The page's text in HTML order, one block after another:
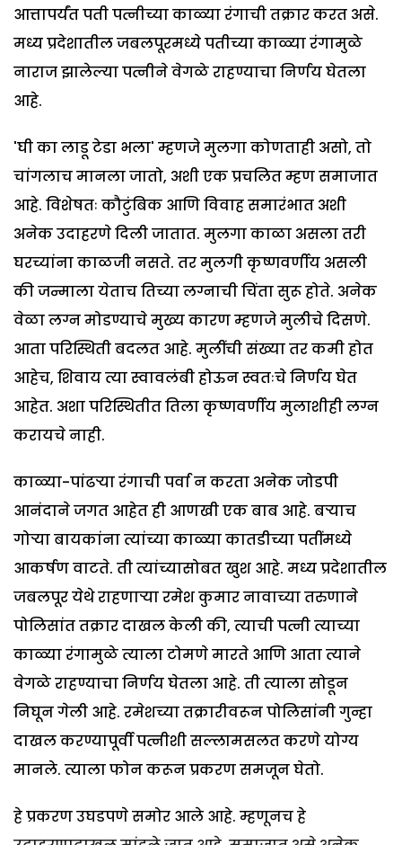
आत्तापर्यंत पती पत्नीच्या काळ्या रंगाची तक्रार करत असे.
मध्य प्रदेशातील जबलपूरमध्ये पतीच्या काळ्या रंगामुळे
नाराज झालेल्या पत्नीने वेगळे राहण्याचा निर्णय घेतला
आहे.
'घी का लाडू टेडा भला' म्हणजे मुलगा कोणताही असो, तो
चांगलाच मानला जातो, अशी एक प्रचलित म्हण समाजात
आहे. विशेषतः कौटुंबिक आणि विवाह समारंभात अशी
अनेक उदाहरणे दिली जातात. मुलगा काळा असला तरी
घरच्यांना काळजी नसते. तर मुलगी कृष्णवर्णीय असली
की जन्माला येताच तिच्या लग्नाची चिंता सुरू होते. अनेक
वेळा लग्न मोडण्याचे मुख्य कारण म्हणजे मुलीचे दिसणे.
आता परिस्थिती बदलत आहे. मुलींची संख्या तर कमी होत
आहेच, शिवाय त्या स्वावलंबी होऊन स्वतःचे निर्णय घेत
आहेत. अशा परिस्थितीत तिला कृष्णवर्णीय मुलाशीही लग्न
करायचे नाही.
काळ्या-पांढऱ्या रंगाची पर्वा न करता अनेक जोडपी
आनंदाने जगत आहेत ही आणखी एक बाब आहे. बऱ्याच
गोऱ्या बायकांना त्यांच्या काळ्या कातडीच्या पतींमध्ये
आकर्षण वाटते. ती त्यांच्यासोबत खुश आहे. मध्य प्रदेशातील
जबलपूर येथे राहणाऱ्या रमेश कुमार नावाच्या तरुणाने
पोलिसांत तक्रार दाखल केली की, त्याची पत्नी त्याच्या
काळ्या रंगामुळे त्याला टोमणे मारते आणि आता त्याने
वेगळे राहण्याचा निर्णय घेतला आहे. ती त्याला सोडून
निघून गेली आहे. रमेशच्या तक्रारीवरून पोलिसांनी गुन्हा
दाखल करण्यापूर्वी पत्नीशी सल्लामसलत करणे योग्य
मानले. त्याला फोन करून प्रकरण समजून घेतो.
हे प्रकरण उघडपणे समोर आले आहे. म्हणूनच हे